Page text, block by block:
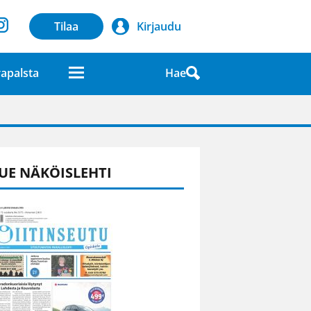
Tilaa Kirjaudu
Hae
lehdessä
NÄKÖISLEHTI